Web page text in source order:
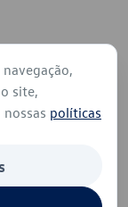
site,
políticas